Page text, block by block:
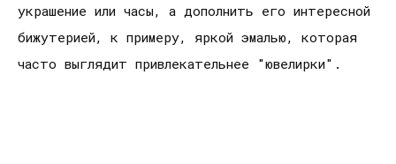
украшение или часы, а дополнить его интересной
бижутерией, к примеру, яркой эмалью, которая
часто выглядит привлекательнее "ювелирки".